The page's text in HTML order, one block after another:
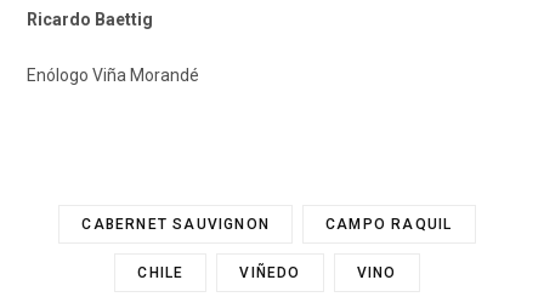
Ricardo Baettig
Enólogo Viña Morandé
CABERNET SAUVIGNON CAMPO RAQUIL
CHILE VIÑEDO VINO